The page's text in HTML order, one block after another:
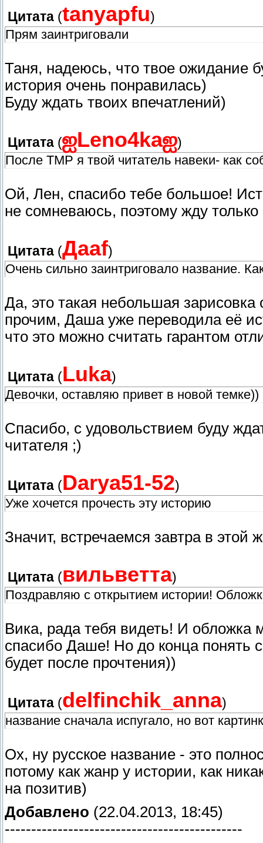
Цитата (tanyapfu)
Прям заинтриговали
Таня, надеюсь, что твое ожидание
история очень понравилась)
Буду ждать твоих впечатлений)
Цитата (ஐLeno4kaஐ)
После ТМР я твой читатель навеки- как
Ой, Лен, спасибо тебе большое!
не сомневаюсь, поэтому жду
Цитата (Даaf)
Очень сильно заинтриговало название.
Да, это такая небольшая зарисовка
прочим, Даша уже переводила её
что это можно считать гарантом
Цитата (Luka)
Девочки, оставляю привет в новой темке))
Спасибо, с удовольствием буду
читателя ;)
Цитата (Darya51-52)
Уже хочется прочесть эту историю
Значит, встречаемся завтра в этой
Цитата (вильветта)
Поздравляю с открытием истории!
Вика, рада тебя видеть! И обложка
спасибо Даше! Но до конца понять
будет после прочтения))
Цитата (delfinchik_anna)
название сначала испугало, но вот
Ох, ну русское название - это
потому как жанр у истории, как
на позитив)
Добавлено (22.04.2013, 18:45)
---------------------------------------------